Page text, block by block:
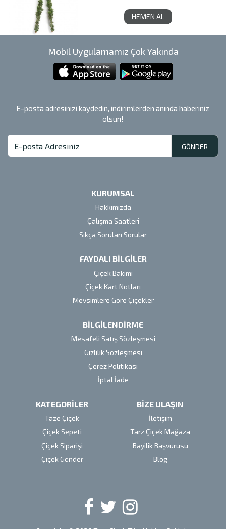
HEMEN AL
Mobil Uygulamamız Çok Yakında
E-posta adresinizi kaydedin, indirimlerden anında haberiniz
olsun!
GÖNDER
KURUMSAL
Hakkımızda
Çalışma Saatleri
Sıkça Sorulan Sorular
FAYDALI BİLGİLER
Çiçek Bakımı
Çiçek Kart Notları
Mevsimlere Göre Çiçekler
BİLGİLENDİRME
Mesafeli Satış Sözleşmesi
Gizlilik Sözleşmesi
Çerez Politikası
İptal İade
KATEGORİLER
Taze Çiçek
Çiçek Sepeti
Çiçek Siparişi
Çiçek Gönder
BİZE ULAŞIN
İletişim
Tarz Çiçek Mağaza
Bayilik Başvurusu
Blog